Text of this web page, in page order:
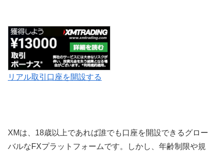
リアル取引口座を開設する
XMは、18歳以上であれば誰でも口座を開設できるグロー
バルなFXプラットフォームです。しかし、年齢制限や規